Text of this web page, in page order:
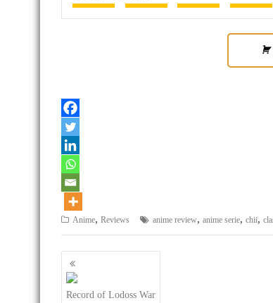
Anime, Reviews anime review, anime serie, chii,
Beitragsnavigation
Record of Lodoss War